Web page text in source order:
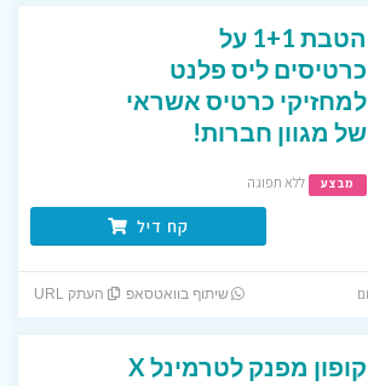
הטבת 1+1 על
כרטיסים ליס פלנט
למחזיקי כרטיס אשראי
של מגוון חברות!
מבצע ללא תפוגה
קח דיל
שיתוף בוואטסאפ העתק URL
קופון מפנק לטרמינל X